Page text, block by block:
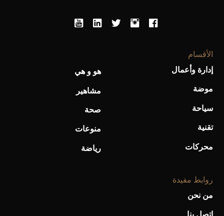
الأقسام
إدارة وأعمال
موضة
سياحة
تقنية
محركات
هو و هي
مشاهير
صحة
منوعات
رياضة
روابط مفيدة
من نحن